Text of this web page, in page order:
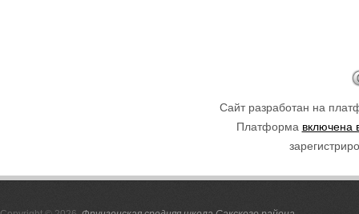
Сайт разработан на
Платформа включена